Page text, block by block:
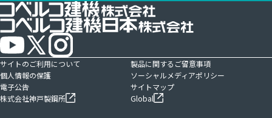
サイトのご利用について
製品に関するご留意事項
個人情報の保護
ソーシャルメディアポリシー
電子公告
サイトマップ
株式会社神戸製鋼所
Global